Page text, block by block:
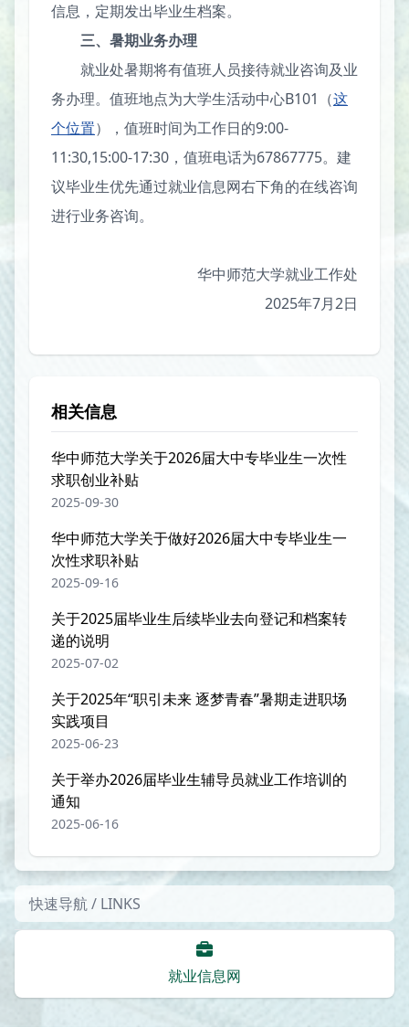
信息，定期发出毕业生档案。
三、暑期业务办理
就业处暑期将有值班人员接待就业咨询及业
务办理。值班地点为大学生活动中心B101（这
个位置），值班时间为工作日的9:00-
11:30,15:00-17:30，值班电话为67867775。建
议毕业生优先通过就业信息网右下角的在线咨询
进行业务咨询。
华中师范大学就业工作处
2025年7月2日
相关信息
华中师范大学关于2026届大中专毕业生一次性
求职创业补贴
2025-09-30
华中师范大学关于做好2026届大中专毕业生一
次性求职补贴
2025-09-16
关于2025届毕业生后续毕业去向登记和档案转
递的说明
2025-07-02
关于2025年“职引未来 逐梦青春”暑期走进职场
实践项目
2025-06-23
关于举办2026届毕业生辅导员就业工作培训的
通知
2025-06-16
快速导航 / LINKS
就业信息网